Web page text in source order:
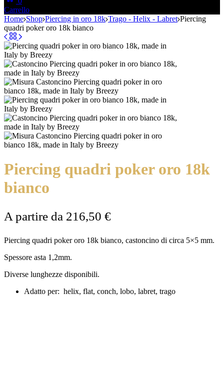
Carrello
Home Shop Piercing in oro 18k Trago - Helix - Labret Piercing
quadri poker oro 18k bianco
Piercing quadri poker oro 18k
bianco
A partire da 216,50 €
Piercing quadri poker oro 18k bianco, castoncino di circa 5×5 mm.
Spessore asta 1,2mm.
Diverse lunghezze disponibili.
Adatto per: helix, flat, conch, lobo, labret, trago